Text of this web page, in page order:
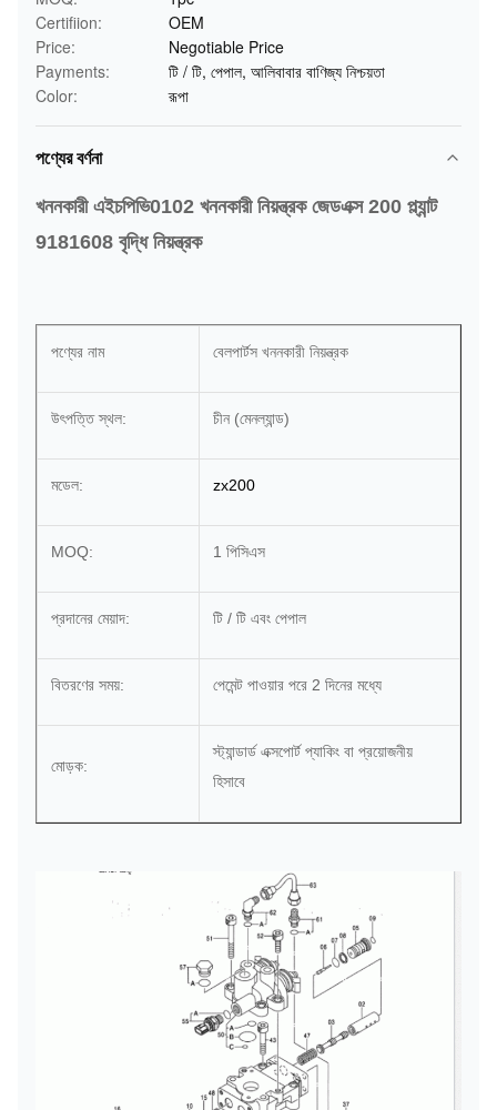
Certifiion:
OEM
Price:
Negotiable Price
Payments:
টি / টি, পেপাল, আলিবাবার বাণিজ্য নিশ্চয়তা
Color:
রূপা
পণ্যের বর্ণনা
খননকারী এইচপিভি0102 খননকারী নিয়ন্ত্রক জেডএক্স 200 প্ল্যান্ট
9181608 বৃদ্ধি নিয়ন্ত্রক
পণ্যের নাম বেলপার্টস খননকারী নিয়ন্ত্রক
উৎপত্তি স্থল: চীন (মেনল্যান্ড)
মডেল: zx200
MOQ: 1 পিসিএস
প্রদানের মেয়াদ: টি / টি এবং পেপাল
বিতরণের সময়: পেমেন্ট পাওয়ার পরে 2 দিনের মধ্যে
মোড়ক:
স্ট্যান্ডার্ড এক্সপোর্ট প্যাকিং বা প্রয়োজনীয়
হিসাবে